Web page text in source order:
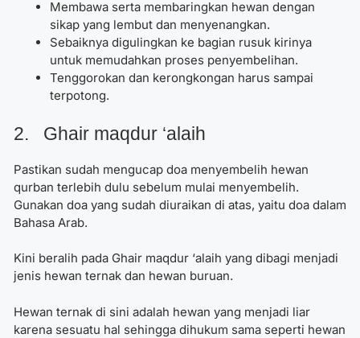
Membawa serta membaringkan hewan dengan
sikap yang lembut dan menyenangkan.
Sebaiknya digulingkan ke bagian rusuk kirinya
untuk memudahkan proses penyembelihan.
Tenggorokan dan kerongkongan harus sampai
terpotong.
2. Ghair maqdur ‘alaih
Pastikan sudah mengucap doa menyembelih hewan
qurban terlebih dulu sebelum mulai menyembelih.
Gunakan doa yang sudah diuraikan di atas, yaitu doa dalam
Bahasa Arab.
Kini beralih pada Ghair maqdur ‘alaih yang dibagi menjadi
jenis hewan ternak dan hewan buruan.
Hewan ternak di sini adalah hewan yang menjadi liar
karena sesuatu hal sehingga dihukum sama seperti hewan